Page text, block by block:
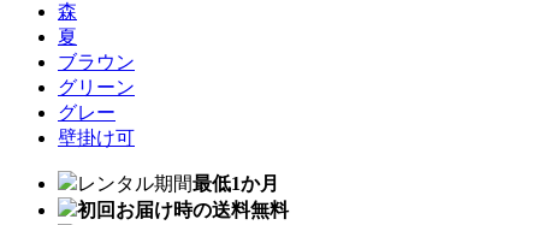
森
夏
ブラウン
グリーン
グレー
壁掛け可
レンタル期間最低1か月
初回お届け時の送料無料